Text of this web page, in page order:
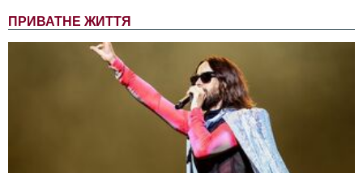
ПРИВАТНЕ ЖИТТЯ